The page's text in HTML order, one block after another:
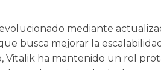
mediante
busca mejorar la
Vitalik ha mantenido un rol